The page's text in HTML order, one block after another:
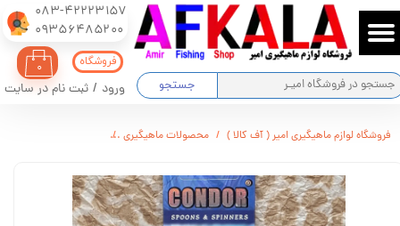
083-42223157
​​​​​​​09356485200
جستجو
۰
ورود / ثبت نام در سایت
حساب کاربری من
تغییر گذر واژه
فروشگاه
فروشگاه لوازم ماهیگیری امیر ( آف کالا ) محصولات ماهیگیری